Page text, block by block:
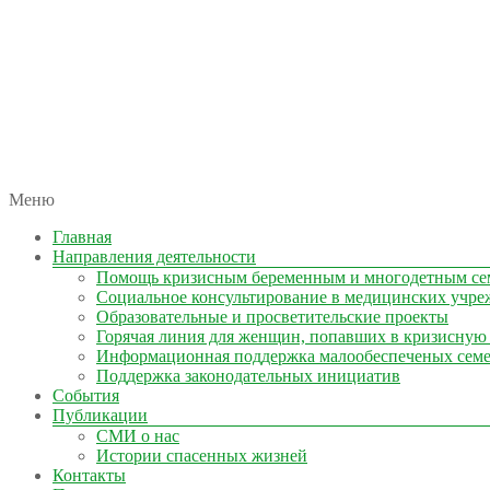
КОЛЫМА — ЗА ЖИЗНЬ
автономная некоммерческая организация
Меню
Главная
Направления деятельности
Помощь кризисным беременным и многодетным
Социальное консультирование в медицинских
Образовательные и просветительские проекты
Горячая линия для женщин, попавших в
Информационная поддержка малообеспеченых
Поддержка законодательных инициатив
События
Публикации
СМИ о нас
Истории спасенных жизней
Контакты